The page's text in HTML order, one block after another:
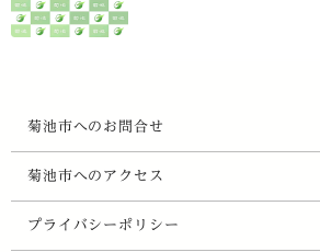
菊池市へのお問合せ
菊池市へのアクセス
プライバシーポリシー